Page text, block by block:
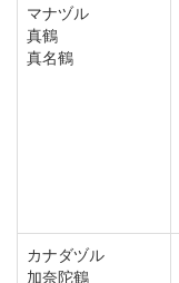
マナヅル
真鶴
真名鶴
カナダヅル
加奈陀鶴